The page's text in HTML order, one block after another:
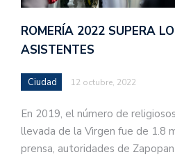
ROMERÍA 2022 SUPERA
ASISTENTES
Ciudad 12 octubre, 2022
En 2019, el número de
llevada de la Virgen fue de 1.8
prensa, autoridades de